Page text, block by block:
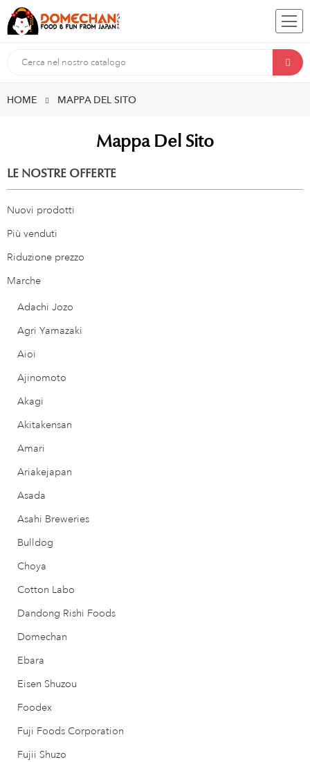
HOME MAPPA DEL SITO
Mappa Del Sito
LE NOSTRE OFFERTE
Nuovi prodotti
Più venduti
Riduzione prezzo
Marche
Adachi Jozo
Agri Yamazaki
Aioi
Ajinomoto
Akagi
Akitakensan
Amari
Ariakejapan
Asada
Asahi Breweries
Bulldog
Choya
Cotton Labo
Dandong Rishi Foods
Domechan
Ebara
Eisen Shuzou
Foodex
Fuji Foods Corporation
Fujii Shuzo